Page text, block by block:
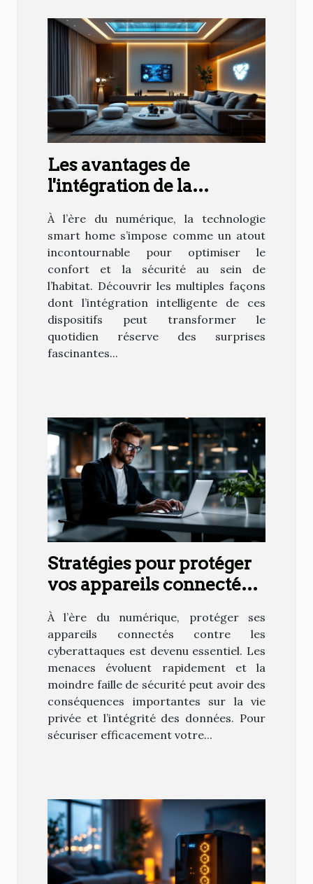
Les avantages de
l'intégration de la
dans votre quotidien
À l’ère du numérique, la technologie
smart home s’impose comme un atout
incontournable pour optimiser le
confort et la sécurité au sein de
l’habitat. Découvrir les multiples façons
dont l’intégration intelligente de ces
dispositifs peut transformer le
quotidien réserve des surprises
fascinantes...
Stratégies pour protéger
vos appareils connectés
des cyberattaques
À l’ère du numérique, protéger ses
appareils connectés contre les
cyberattaques est devenu essentiel. Les
menaces évoluent rapidement et la
moindre faille de sécurité peut avoir des
conséquences importantes sur la vie
privée et l’intégrité des données. Pour
sécuriser efficacement votre...